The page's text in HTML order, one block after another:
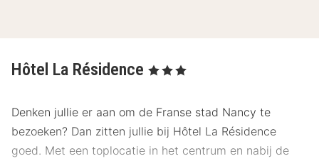
Hôtel La Résidence , 3 Sterren
Denken jullie er aan om de Franse stad Nancy te
bezoeken? Dan zitten jullie bij Hôtel La Résidence
goed. Met een toplocatie in het centrum en nabij de